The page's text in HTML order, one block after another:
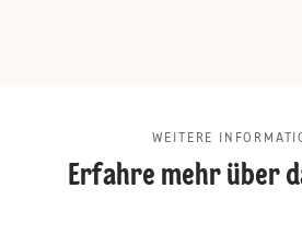
WEITERE
Erfahre mehr über